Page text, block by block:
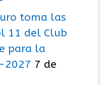
toma las
11 del Club
para la
2027 7 de